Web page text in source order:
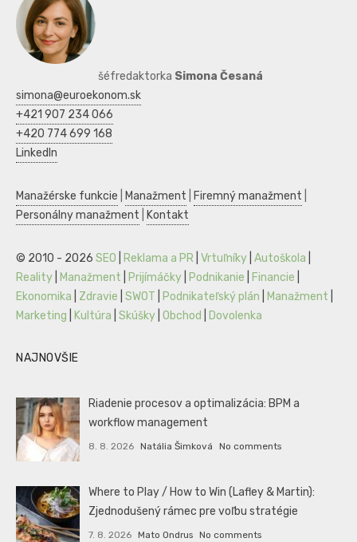
šéfredaktorka Simona Česaná
simona@euroekonom.sk
+421 907 234 066
+420 774 699 168
LinkedIn
Manažérske funkcie Manažment Firemný manažment
Personálny manažment
Kontakt
© 2010 - 2026 SEO Reklama a PR Vrtuľníky Autoškola
Reality
Manažment Prijímáčky Podnikanie Financie
Ekonomika
Zdravie SWOT Podnikateľský plán Manažment
Marketing
Kultúra Skúšky Obchod Dovolenka
NAJNOVŠIE
Riadenie procesov a optimalizácia: BPM a
workflow management
8. 8. 2026 Natália Šimková No comments
Where to Play / How to Win (Lafley & Martin):
Zjednodušený rámec pre voľbu stratégie
7. 8. 2026 Mato Ondrus No comments